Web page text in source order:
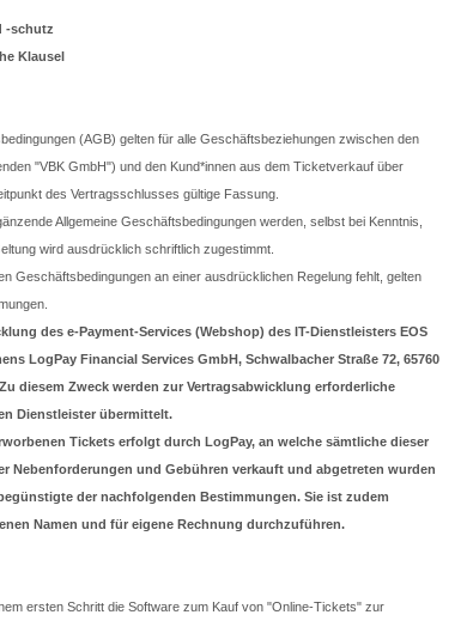
-schutz
Klausel
(AGB) gelten für alle Geschäftsbeziehungen zwischen den
"VBK GmbH") und den Kund*innen aus dem Ticketverkauf über
des Vertragsschlusses gültige Fassung.
Allgemeine Geschäftsbedingungen werden, selbst bei Kenntnis,
wird ausdrücklich schriftlich zugestimmt.
Geschäftsbedingungen an einer ausdrücklichen Regelung fehlt, gelten
des e-Payment-Services (Webshop) des IT-Dienstleisters EOS
LogPay Financial Services GmbH, Schwalbacher Straße 72, 65760
diesem Zweck werden zur Vertragsabwicklung erforderliche
Dienstleister übermittelt.
Tickets erfolgt durch LogPay, an welche sämtliche dieser
Nebenforderungen und Gebühren verkauft und abgetreten wurden
der nachfolgenden Bestimmungen. Sie ist zudem
Namen und für eigene Rechnung durchzuführen.
ersten Schritt die Software zum Kauf von "Online-Tickets" zur